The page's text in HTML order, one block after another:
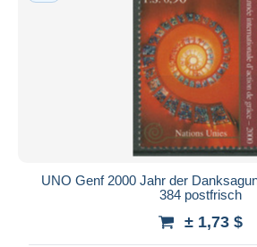
UNO Genf 2000 Jahr der
384 postfrisch
± 1,73 $